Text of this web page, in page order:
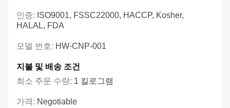
인증: ISO9001, FSSC22000, HACCP, Kosher,
HALAL, FDA
모델 번호: HW-CNP-001
지불 및 배송 조건
최소 주문 수량: 1 킬로그램
가격: Negotiable